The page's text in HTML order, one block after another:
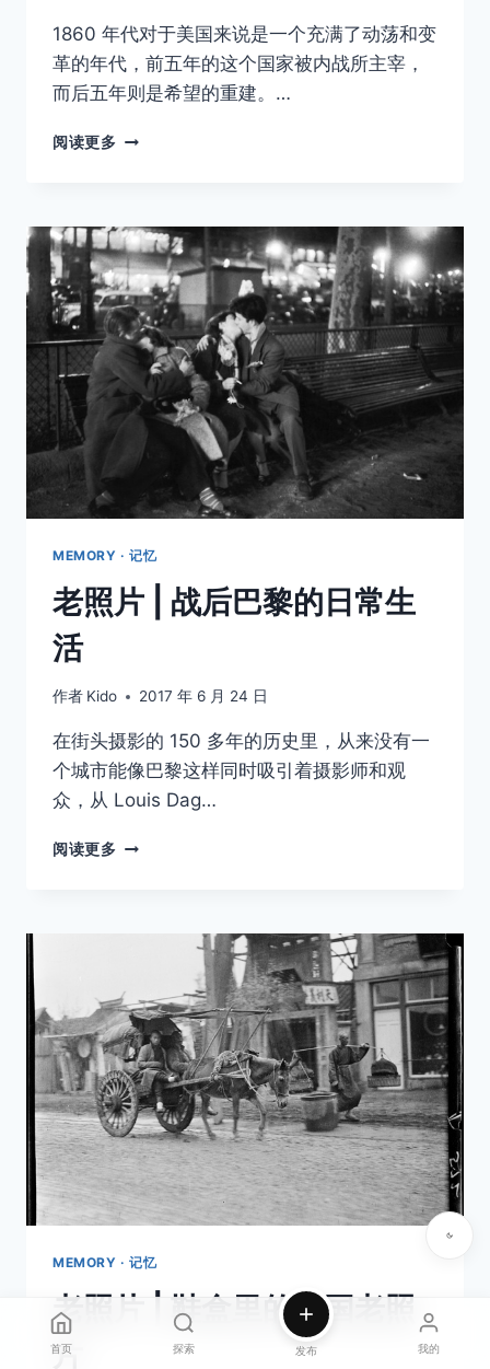
1860 年代对于美国来说是一个充满了动荡和变
革的年代，前五年的这个国家被内战所主宰，
而后五年则是希望的重建。…
阅读更多
十
九
世
纪
的
美
国
生
活
MEMORY · 记忆
老照片 | 战后巴黎的日常生
活
作者 Kido 2017 年 6 月 24 日
在街头摄影的 150 多年的历史里，从来没有一
个城市能像巴黎这样同时吸引着摄影师和观
众，从 Louis Dag…
阅读更多 老
黎
的
日
常
生
活
MEMORY · 记忆
老照片 | 鞋盒里的中国老照
片
首页 探索 发布 我的